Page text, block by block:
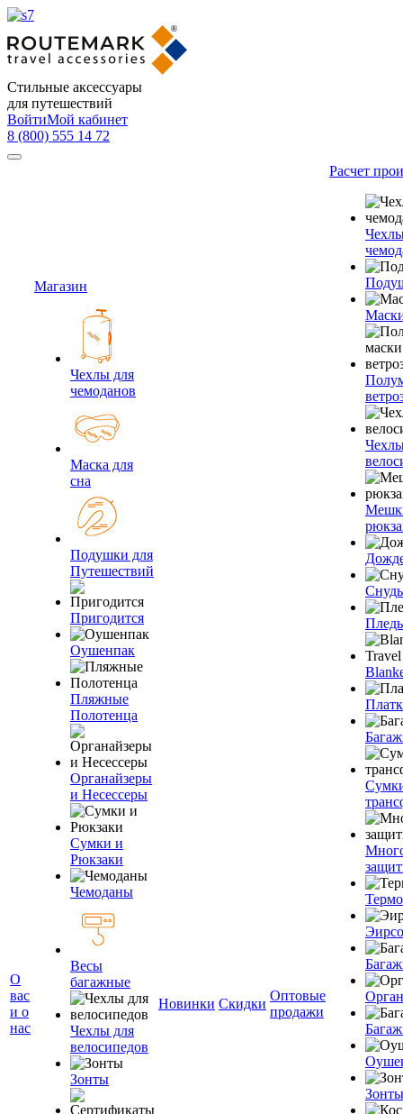
Стильные аксессуары
для путешествий
ВойтиМой кабинет
8 (800) 555 14 72
О
вас
и о
нас
Магазин
Чехлы для
чемоданов
Маска для
сна
Подушки для
Путешествий
Пригодится
Оушенпак
Пляжные
Полотенца
Органайзеры
и Несессеры
Сумки и
Рюкзаки
Чемоданы
Весы
багажные
Чехлы для
велосипедов
Зонты
Новинки Скидки
Оптовые
продажи
Расчет
Зонты